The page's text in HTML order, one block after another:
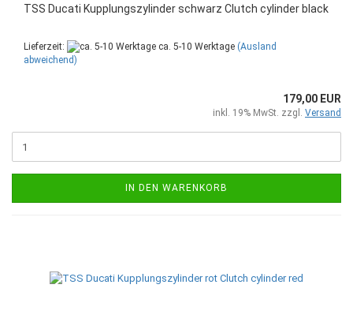
TSS Ducati Kupplungszylinder schwarz Clutch cylinder black
Lieferzeit: ca. 5-10 Werktage (Ausland
abweichend)
179,00 EUR
inkl. 19% MwSt. zzgl. Versand
IN DEN WARENKORB